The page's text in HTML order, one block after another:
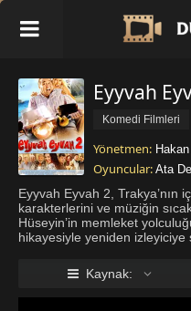
Eyyvah
Komedi Filmleri
Yönetmen:
Oyuncular: Ata
Eyyvah Eyvah 2, Trakya’nın
karakterlerini ve müziğin
Hüseyin’in memleket
hikayesiyle yeniden izleyiciye
güçlendirmek hem de g
Kaynak: